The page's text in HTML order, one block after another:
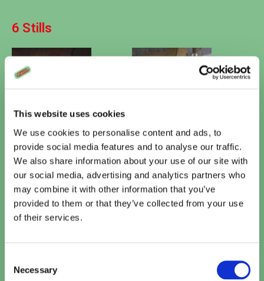
This website uses cookies
We use cookies to personalise content and ads, to
provide social media features and to analyse our traffic.
We also share information about your use of our site with
our social media, advertising and analytics partners who
may combine it with other information that you’ve
provided to them or that they’ve collected from your use
of their services.
Selection
Necessary
6 Stills
Vandaag
Te zien bij Cinema De Vlugt
Toy Story 5 (2D NL)
Paw Patrol: De Dinofilm (NL)